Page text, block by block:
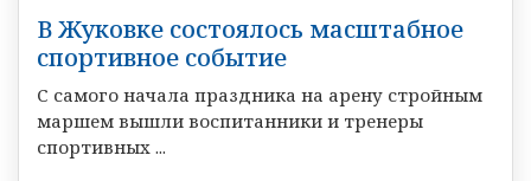
В Жуковке состоялось масштабное
спортивное событие
С самого начала праздника на арену стройным
маршем вышли воспитанники и тренеры
спортивных ...